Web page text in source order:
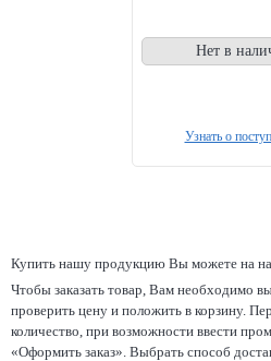
Нет в
Узнать о
Купить нашу продукцию Вы можете на
Чтобы заказать товар, Вам необходимо
проверить цену и положить в корзину.
количество, при возможности ввести
«Оформить заказ». Выбрать способ